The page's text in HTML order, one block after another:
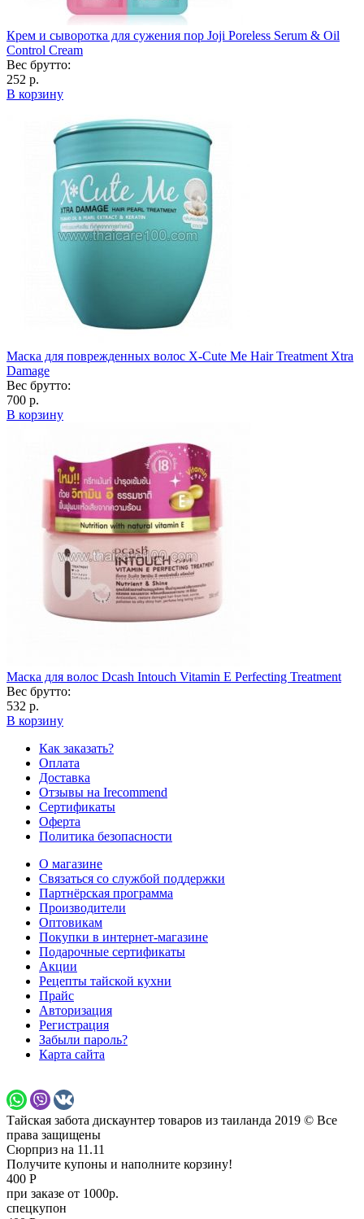
Крем и сыворотка для сужения пор Joji Poreless Serum & Oil
Control Cream
Вес брутто:
252 р.
В корзину
Маска для поврежденных волос X-Cute Me Hair Treatment Xtra
Damage
Вес брутто:
700 р.
В корзину
Маска для волос Dcash Intouch Vitamin E Perfecting Treatment
Вес брутто:
532 р.
В корзину
Как заказать?
Оплата
Доставка
Отзывы на Irecommend
Сертификаты
Оферта
Политика безопасности
О магазине
Связаться со службой поддержки
Партнёрская программа
Производители
Оптовикам
Покупки в интернет-магазине
Подарочные сертификаты
Акции
Рецепты тайской кухни
Прайс
Авторизация
Регистрация
Забыли пароль?
Карта сайта
Тайская забота дискаунтер товаров из таиланда 2019 © Все
права защищены
Сюрприз на 11.11
Получите купоны и наполните корзину!
400 Р
при заказе от 1000р.
спецкупон